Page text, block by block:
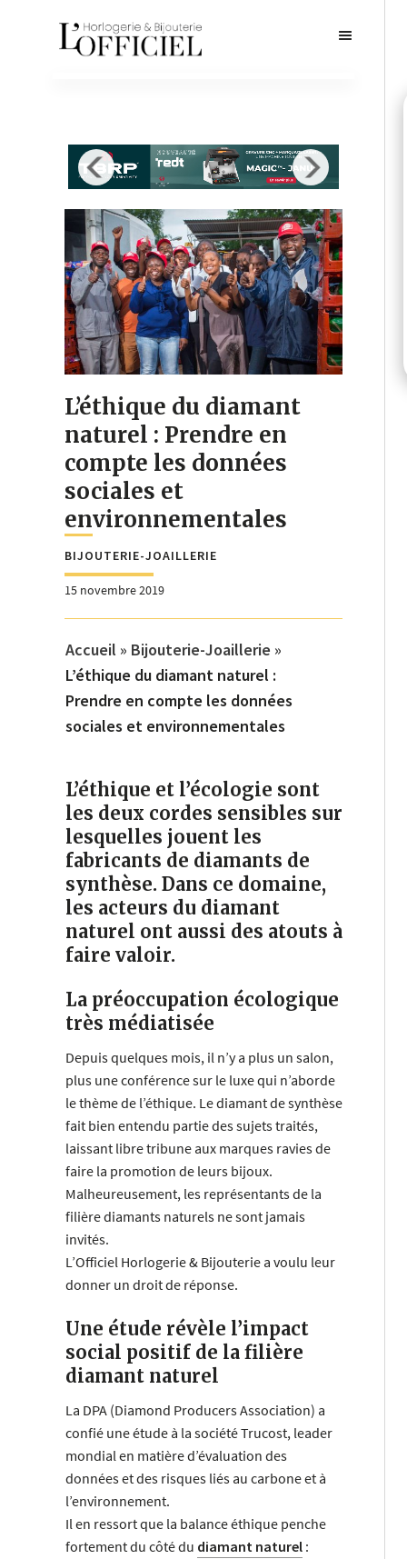
L’éthique du diamant
naturel : Prendre en
compte les données
sociales et
environnementales
BIJOUTERIE-JOAILLERIE
15 novembre 2019
Accueil » Bijouterie-Joaillerie »
L’éthique du diamant naturel :
Prendre en compte les données
sociales et environnementales
L’éthique et l’écologie sont
les deux cordes sensibles sur
lesquelles jouent les
fabricants de diamants de
synthèse. Dans ce domaine,
les acteurs du diamant
naturel ont aussi des atouts à
faire valoir.
La préoccupation écologique
très médiatisée
Depuis quelques mois, il n’y a plus un salon,
plus une conférence sur le luxe qui n’aborde
le thème de l’éthique. Le diamant de synthèse
fait bien entendu partie des sujets traités,
laissant libre tribune aux marques ravies de
faire la promotion de leurs bijoux.
Malheureusement, les représentants de la
filière diamants naturels ne sont jamais
invités.
L’Officiel Horlogerie & Bijouterie a voulu leur
donner un droit de réponse.
Une étude révèle l’impact
social positif de la filière
diamant naturel
La DPA (Diamond Producers Association) a
confié une étude à la société Trucost, leader
mondial en matière d’évaluation des
données et des risques liés au carbone et à
l’environnement.
Il en ressort que la balance éthique penche
fortement du côté du diamant naturel :